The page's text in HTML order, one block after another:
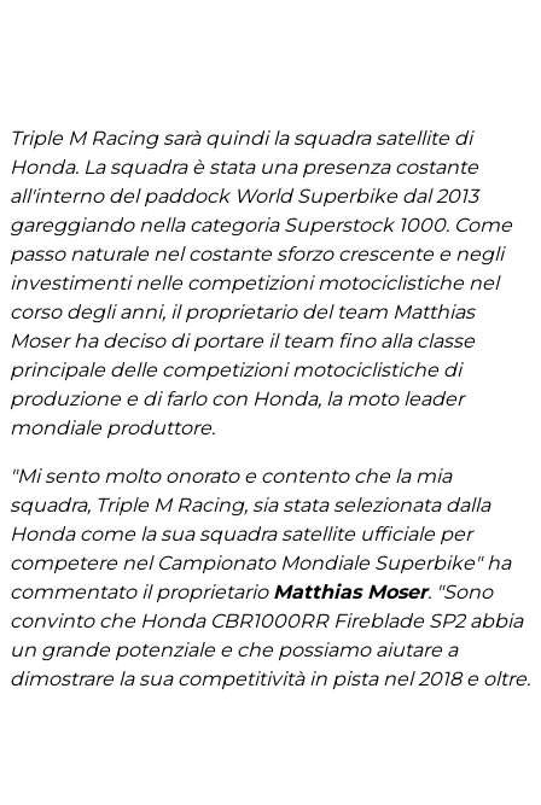
Triple M Racing sarà quindi la squadra satellite di
Honda. La squadra è stata una presenza costante
all'interno del paddock World Superbike dal 2013
gareggiando nella categoria Superstock 1000. Come
passo naturale nel costante sforzo crescente e negli
investimenti nelle competizioni motociclistiche nel
corso degli anni, il proprietario del team Matthias
Moser ha deciso di portare il team fino alla classe
principale delle competizioni motociclistiche di
produzione e di farlo con Honda, la moto leader
mondiale produttore.
"Mi sento molto onorato e contento che la mia
squadra, Triple M Racing, sia stata selezionata dalla
Honda come la sua squadra satellite ufficiale per
competere nel Campionato Mondiale Superbike" ha
commentato il proprietario Matthias Moser. "Sono
convinto che Honda CBR1000RR Fireblade SP2 abbia
un grande potenziale e che possiamo aiutare a
dimostrare la sua competitività in pista nel 2018 e oltre.